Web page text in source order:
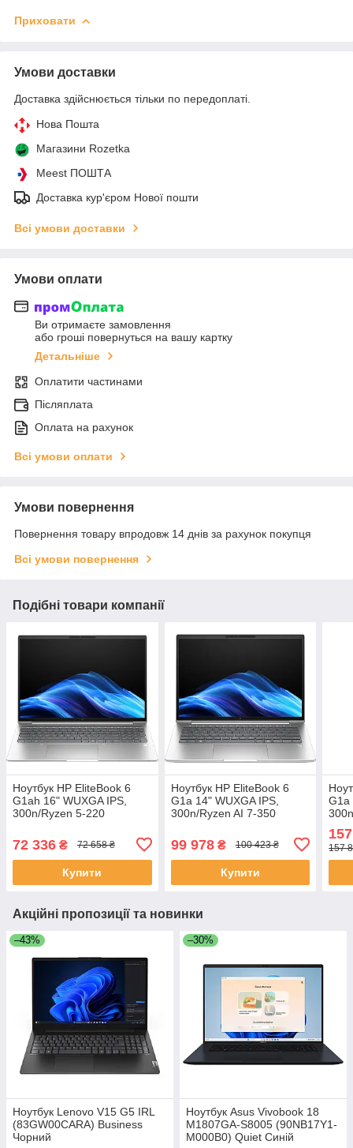
Приховати
Умови доставки
Доставка здійснюється тільки по передоплаті.
Нова Пошта
Магазини Rozetka
Meest ПОШТА
Доставка кур'єром Нової пошти
Всі умови доставки
Умови оплати
Ви отримаєте замовлення
або гроші повернуться на вашу картку
Детальніше
Оплатити частинами
Післяплата
Оплата на рахунок
Всі умови оплати
Умови повернення
Повернення товару впродовж 14 днів за рахунок покупця
Всі умови повернення
Подібні товари компанії
Ноутбук HP EliteBook 6
G1ah 16" WUXGA IPS,
300n/Ryzen 5-220
Підсв/DOS
72 336 ₴ 72 658 ₴
Купити
Ноутбук HP EliteBook 6
G1a 14" WUXGA IPS,
300n/Ryzen AI 7-350
Підсв/DOS
99 978₴ 100 423 ₴
Купити
G1a
157
Акційні пропозиції та новинки
–43%
Ноутбук Lenovo V15 G5 IRL
(83GW00CARA) Business
Чорний
–30%
Ноутбук Asus Vivobook 18
M1807GA-S8005 (90NB17Y1-
M000B0) Quiet Синій